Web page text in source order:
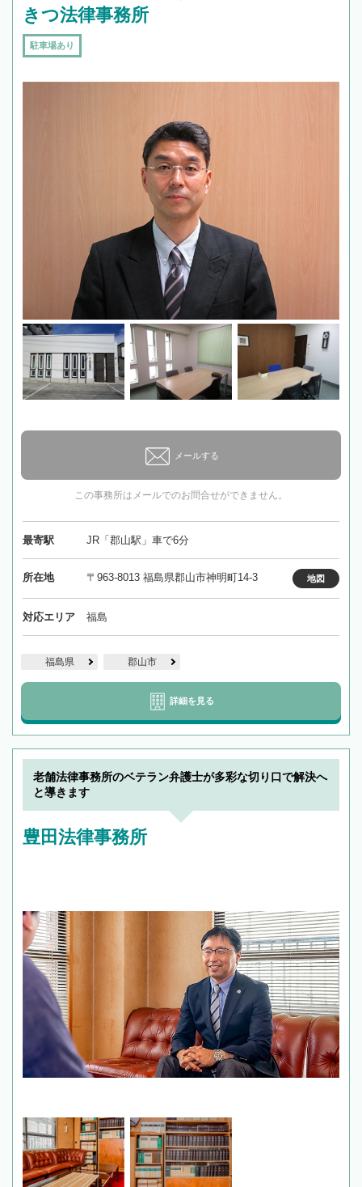
きつ法律事務所
駐車場あり
メールする
この事務所はメールでのお問合せができません。
最寄駅 JR「郡山駅」車で6分
所在地 〒963-8013 福島県郡山市神明町14-3 地図
対応エリア 福島
福島県 郡山市
詳細を見る
老舗法律事務所のベテラン弁護士が多彩な切り口で解決へ
と導きます
豊田法律事務所